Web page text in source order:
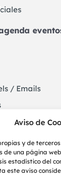
Aviso de
y de
de una página
estadístico del
este aviso
/ Emails